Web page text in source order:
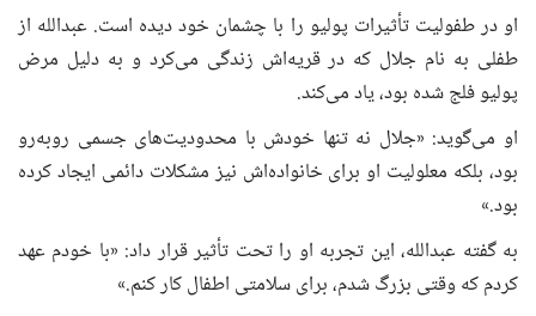
او در طفولیت تأثیرات پولیو را با چشمان خود دیده است. عبدالله از
طفلی به نام جلال که در قریه‌اش زندگی می‌کرد و به دلیل مرض
پولیو فلج شده بود، یاد می‌کند.
او می‌گوید: «جلال نه تنها خودش با محدودیت‌های جسمی روبه‌رو
بود، بلکه معلولیت او برای خانواده‌اش نیز مشکلات دائمی ایجاد کرده
بود.»
به گفته عبدالله، این تجربه او را تحت تأثیر قرار داد: «با خودم عهد
کردم که وقتی بزرگ شدم، برای سلامتی اطفال کار کنم.»